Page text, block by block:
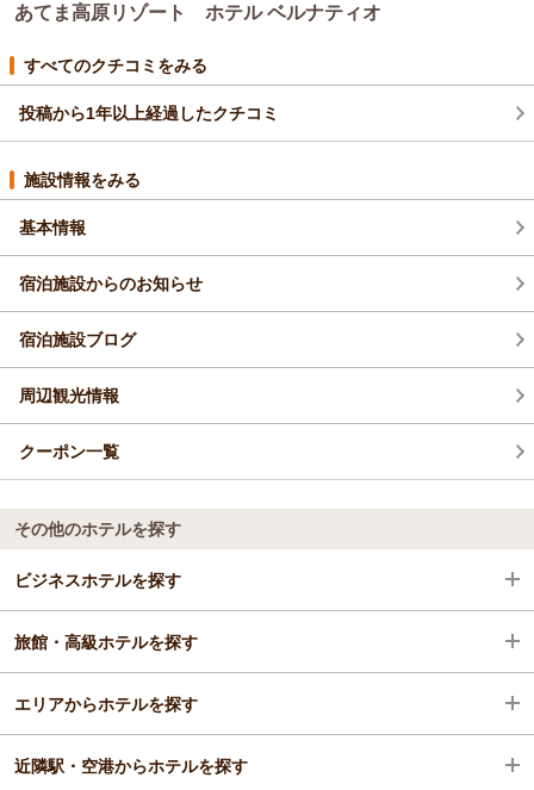
「朝から食べ過ぎてしまった」という嬉しいエピソードに、私
そして、スタッフ間の連携やアクティビティのクオリティに目
を向け、高く評価してくださったことに深く感謝申し上げま
す。
皆さまの温かいまなざし、お言葉が励みになり、私たちスタッ
これからも当館をお選びいただきご宿泊くださる皆さまへ感謝
四季の移ろいや食の楽しみがあり、のんびりと過ごすひと時も
感じていただけますので、ぜひ時季を変えましてお寛ぎにいら
してくださいませ。
のりさまのまたのお越しを、心よりお待ち申し上げておりま
す。
ます。
伝わり、大変嬉しい思いでおります。
温泉の際にはゴルフの話に花を咲かせ、ラウンド中のハイライ
トや次回の戦略について語り合っていただけたのではないでし
ょうか。
ルフと宿泊をセットにした特別パックプランを販売しておりま
した。
ゴルフを楽しまれるお客さまにもよりご利用いただきやすいよ
で、季節を変えてのプレーもお楽しみいただけますと幸いで
す。
豊かな自然の中でアクティブに過ごしたり、温泉でリラックス
したり、美味しい食事を楽しんだりと、ぜひまたの機会にもご
ゆっくりと羽を伸ばしてくださいませ。
ます。
あてま高原リゾート ベルナティオ
あてま高原リゾート ホテル ベルナティオ
すべてのクチコミをみる
投稿から1年以上経過したクチコミ
施設情報をみる
基本情報
宿泊施設からのお知らせ
宿泊施設ブログ
周辺観光情報
クーポン一覧
その他のホテルを探す
ビジネスホテルを探す
新潟県
南魚沼・十日町・津南（六日町）
十日町・津南・松之山
旅館・高級ホテルを探す
新潟県
エリアからホテルを探す
新潟県
近隣駅・空港からホテルを探す